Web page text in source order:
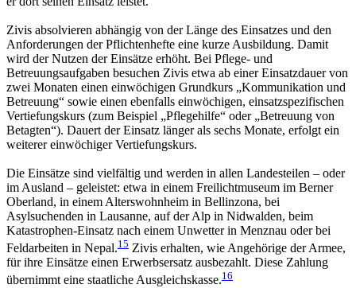
Zivis absolvieren abhängig von der Länge des Einsatzes und den
Anforderungen der Pflichtenhefte eine kurze Ausbildung. Damit
wird der Nutzen der Einsätze erhöht. Bei Pflege- und
Betreuungsaufgaben besuchen Zivis etwa ab einer Einsatzdauer von
zwei Monaten einen einwöchigen Grundkurs „Kommunikation und
Betreuung“ sowie einen ebenfalls einwöchigen, einsatzspezifischen
Vertiefungskurs (zum Beispiel „Pflegehilfe“ oder „Betreuung von
Betagten“). Dauert der Einsatz länger als sechs Monate, erfolgt ein
weiterer einwöchiger Vertiefungskurs.
Die Einsätze sind vielfältig und werden in allen Landesteilen – oder
im Ausland – geleistet: etwa in einem Freilichtmuseum im Berner
Oberland, in einem Alterswohnheim in Bellinzona, bei
Asylsuchenden in Lausanne, auf der Alp in Nidwalden, beim
Katastrophen-Einsatz nach einem Unwetter in Menznau oder bei
Feldarbeiten in Nepal.15 Zivis erhalten, wie Angehörige der Armee,
für ihre Einsätze einen Erwerbsersatz ausbezahlt. Diese Zahlung
übernimmt eine staatliche Ausgleichskasse.16